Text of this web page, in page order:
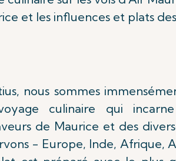
et les influences et plats
nous sommes
culinaire qui
de Maurice et des
- Europe, Inde, Afrique,